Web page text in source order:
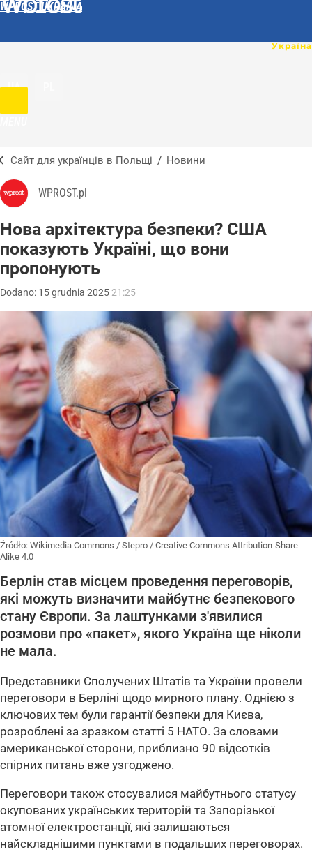
WPROST UKRAINA
UA
Сайт для українців в Польщі / Новини
WPROST.pl
Нова архітектура безпеки? США
показують Україні, що вони
пропонують
Dodano: 15grudnia 2025 21:25
Źródło: Wikimedia Commons / Stepro / Creative Commons Attribution-Share
Alike 4.0
Берлін став місцем проведення переговорів,
які можуть визначити майбутнє безпекового
стану Європи. За лаштунками з'явилися
розмови про «пакет», якого Україна ще ніколи
не мала.
Представники Сполучених Штатів та України провели
переговори в Берліні щодо мирного плану. Однією з
ключових тем були гарантії безпеки для Києва,
розроблені за зразком статті 5 НАТО. За словами
американської сторони, приблизно 90 відсотків
спірних питань вже узгоджено.
Переговори також стосувалися майбутнього статусу
окупованих українських територій та Запорізької
атомної електростанції, які залишаються
найскладнішими пунктами в подальших переговорах.